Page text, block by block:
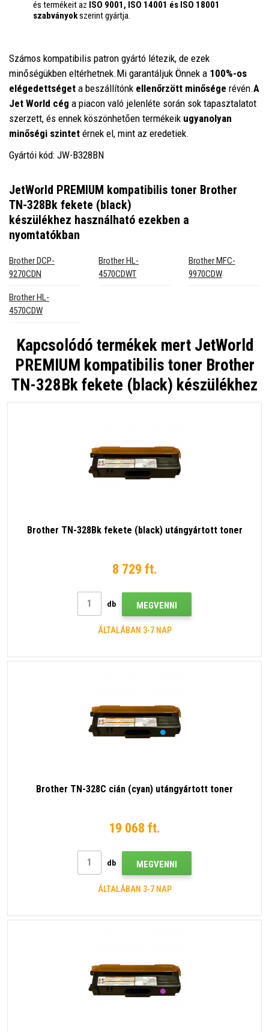
és termékeit az ISO 9001, ISO 14001 és ISO 18001
szabványokszerint gyártja.
Számos kompatibilis patron gyártó létezik, de ezek
minőségükben eltérhetnek.Mi garantáljuk Önnek a 100%-os
elégedettséget a beszállítónk ellenőrzött minősége révén.A
Jet World cég a piacon való jelenléte során sok tapasztalatot
szerzett, és ennek köszönhetően termékeik ugyanolyan
minőségi szintet érnek el, mint az eredetiek.
Gyártói kód: JW-B328BN
JetWorld PREMIUM kompatibilis toner Brother
TN-328Bk fekete (black)
készülékhez használható ezekben a
nyomtatókban
Brother DCP-
9270CDN
Brother HL-
4570CDWT
Brother MFC-
9970CDW
Brother HL-
4570CDW
Kapcsolódó termékek mert JetWorld
PREMIUM kompatibilis toner Brother
TN-328Bk fekete (black) készülékhez
Brother TN-328Bk fekete (black) utángyártott toner
8 729 ft.
db MEGVENNI
ÁLTALÁBAN 3-7 NAP
Brother TN-328C cián (cyan) utángyártott toner
19 068 ft.
db MEGVENNI
ÁLTALÁBAN 3-7 NAP